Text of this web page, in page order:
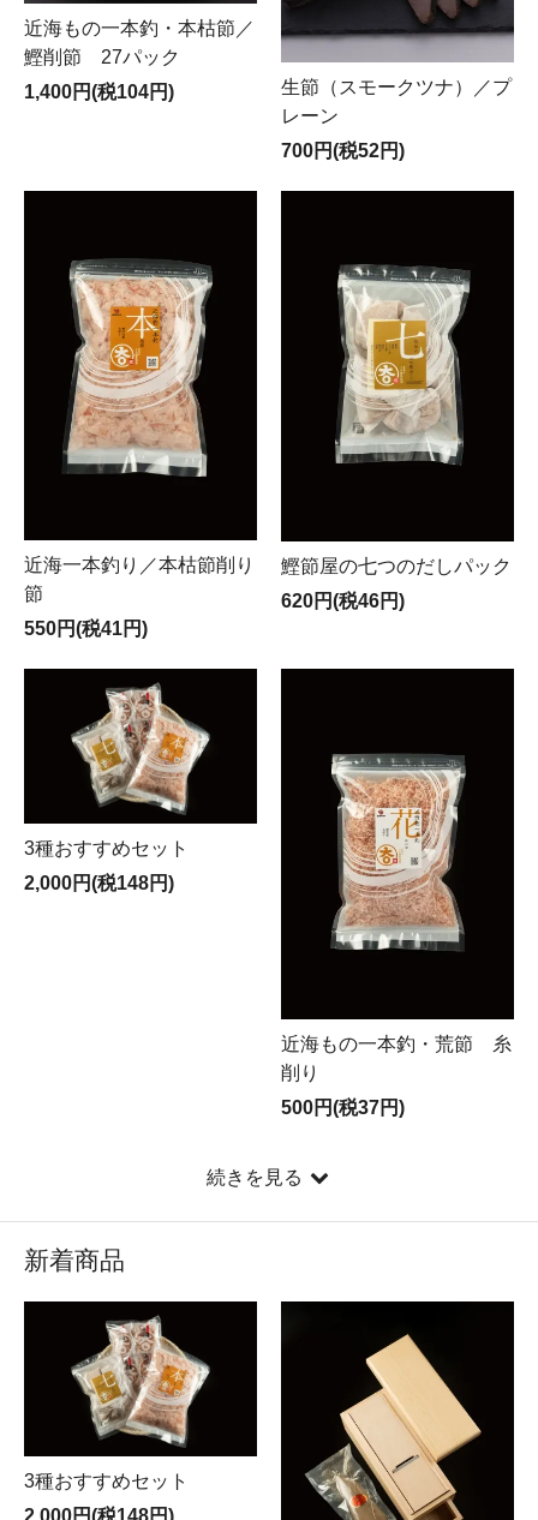
近海もの一本釣・本枯節／
鰹削節 27パック
1,400円(税104円)
生節（スモークツナ）／プ
レーン
700円(税52円)
近海一本釣り／本枯節削り
節
550円(税41円)
鰹節屋の七つのだしパック
620円(税46円)
3種おすすめセット
2,000円(税148円)
近海もの一本釣・荒節 糸
削り
500円(税37円)
続きを見る
新着商品
3種おすすめセット